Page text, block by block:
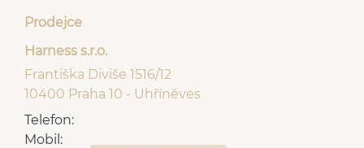
Prodejce
Harness s.r.o.
Františka Diviše 1516/12
10400 Praha 10 - Uhříněves
Telefon:
Mobil: